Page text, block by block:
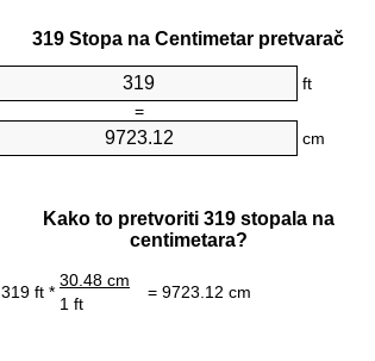
319 Stopa na Centimetar pretvarač
ft
=
cm
Kako to pretvoriti 319 stopala na
centimetara?
319 ft *
30.48 cm
= 9723.12 cm
1 ft